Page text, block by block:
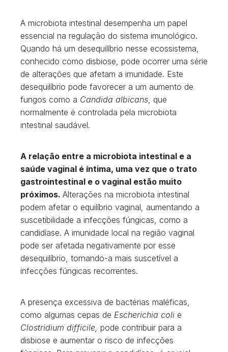
A microbiota intestinal desempenha um papel
essencial na regulação do sistema imunológico.
Quando há um desequilíbrio nesse ecossistema,
conhecido como disbiose, pode ocorrer uma série
de alterações que afetam a imunidade. Este
desequilíbrio pode favorecer a um aumento de
fungos como a Candida albicans , que
normalmente é controlada pela microbiota
intestinal saudável.
A relação entre a microbiota intestinal e a
saúde vaginal é íntima, uma vez que o trato
gastrointestinal e o vaginal estão muito
próximos. Alterações na microbiota intestinal
podem afetar o equilíbrio vaginal, aumentando a
suscetibilidade a infecções fúngicas, como a
candidíase. A imunidade local na região vaginal
pode ser afetada negativamente por esse
desequilíbrio, tornando-a mais suscetível a
infecções fúngicas recorrentes.
A presença excessiva de bactérias maléficas,
como algumas cepas de Escherichia coli e
Clostridium difficile, pode contribuir para a
disbiose e aumentar o risco de infecções